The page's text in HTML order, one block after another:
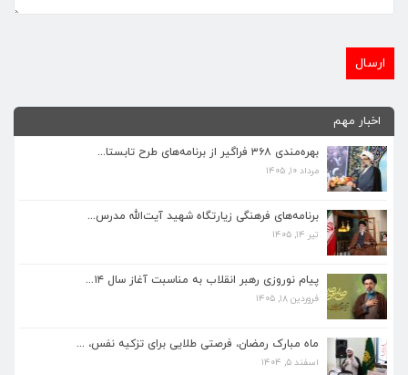
اخبار مهم
بهره‌مندی ۳۶۸ فراگیر از برنامه‌های طرح تابستا...
مرداد ۱۰, ۱۴۰۵
برنامه‌های فرهنگی زیارتگاه شهید آیت‌الله مدرس...
تیر ۱۴, ۱۴۰۵
پیام نوروزی رهبر انقلاب به مناسبت آغاز سال ۱۴...
فروردین ۱۸, ۱۴۰۵
ماه مبارک رمضان، فرصتی طلایی برای تزکیه نفس، ...
اسفند ۵, ۱۴۰۴
برنامه‌های فرهنگی زیارتگاه شهید آیت‌الله مدرس...
پیام نوروزی رهبر انقلاب به مناسبت آغاز سال ۱۴...
ماه مبارک رمضان، فرصتی طلایی برای تزکیه نفس، ...
اسفند ۵, ۱۴۰۴